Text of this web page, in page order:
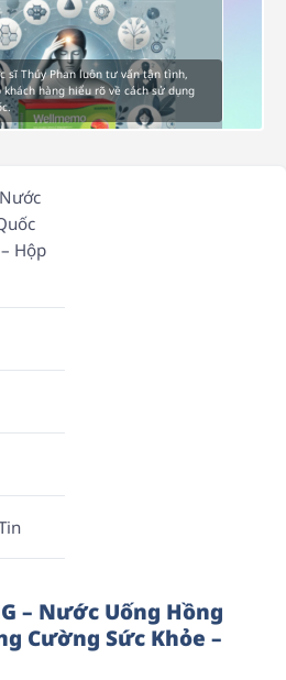
sĩ Thúy Phan luôn tư vấn tận tình,
khách hàng hiểu rõ về cách sử dụng
Hộp
– Nước Uống Hồng
Cường Sức Khỏe –